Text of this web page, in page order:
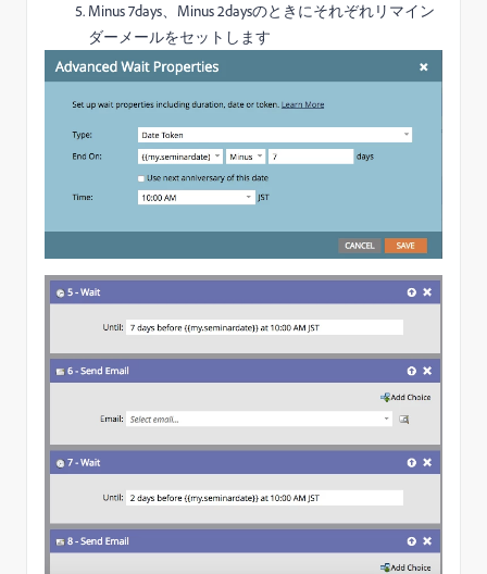
Minus 7days、Minus 2daysのときにそれぞれリマイン
ダーメールをセットします